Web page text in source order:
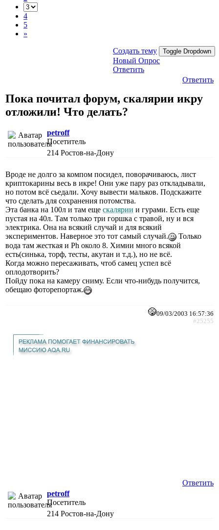
4
5
»
Создать тему Toggle Dropdown
Новый Опрос
Ответить
Ответить
Пока почитал форум, скалярии икру
отложили! Что делать?
petroff
Посетитель
214 Ростов-на-Дону
Вроде не долго за компом посидел, поворачиваюсь, лист
криптокарины весь в икре! Они уже пару раз откладывали,
но потом всё сьедали. Хочу вывести мальков. Подскажите
что сделать для сохранения потомства.
Эта банка на 100л и там еще скалярии и гурами. Есть еще
пустая на 40л. Там только три горшка с травой, ну и вся
электрика. Она на всякий случай и для всякий
экспериментов. Наверное это тот самый случай.
Только
вода там жесткая и Ph около 8. Химии много всякой
есть(синька, торф, тесты, акутан и т.д.), но не всё.
Когда можно пересаживать, чтоб самец успел всё
оплодотворить?
Пойду пока на камеру сниму. Если что-нибудь получится,
обещаю фоторепортаж.
09/03/2003 16:57:36
#25255
Ответить
petroff
Посетитель
214 Ростов-на-Дону